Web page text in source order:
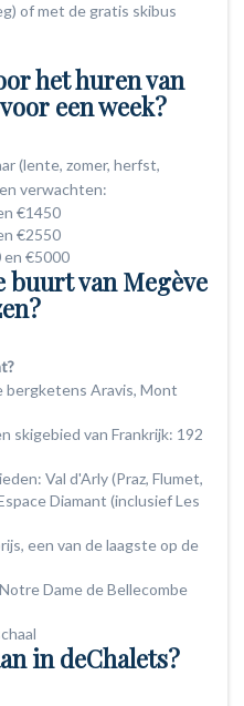
of met de gratis skibus
het huren van
een week?
(lente, zomer, herfst,
verwachten:
€1450
€2550
en €5000
buurt van Megève
bergketens Aravis, Mont
skigebied van Frankrijk: 192
Val d'Arly (Praz, Flumet,
Diamant (inclusief Les
een van de laagste op de
Dame de Bellecombe
in deChalets?